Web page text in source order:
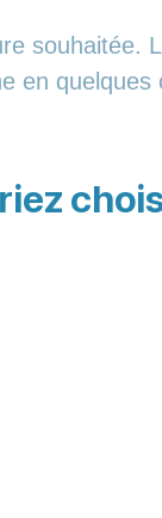
souhaitée.
en quelques